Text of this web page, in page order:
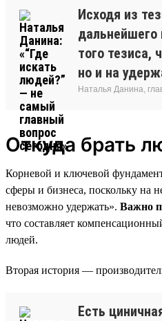
Исходя из
дальнейшего
того тезиса,
но и на
Наталья Данина,
Откуда брать
Корневой и ключевой
сферы и бизнеса, поскольку на
невозможно удержать». Важно
что составляет
людей.
Вторая история —
Есть